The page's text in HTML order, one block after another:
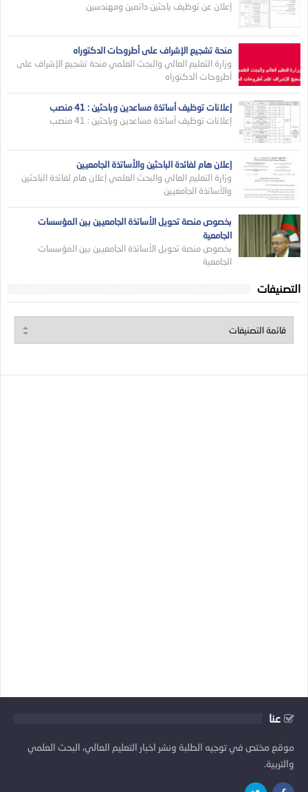
إعلان عن توظيف باحثين دائمين ومهندسين
منحة تشجيع الإشراف على أطروحات الدكتوراه
وزارة التعليم العالي والبجث العلمي منحة تشجيع الإشراف على
أطروحات الدكتوراه
إعلانات توظيف أساتذة مساعدين وباحثين : 41 منصب
إعلانات توظيف أساتذة مساعدين وباحثين : 41 منصب
إعلان هام لفائدة الباحثين والأساتذة الجامعيين
وزارة التعليم العالي والبحث العلمي إعلان هام لفائدة الباحثين
والأساتذة الجامعيين
بخصوص منصة تحويل الأساتذة الجامعيين بين المؤسسات
الجامعية
بخصوص منصة تحويل الأساتذة الجامعيين بين المؤسسات
الجامعية
التصنيفات
عنا
موقع مختص في توجيه الطلبة ونشر اخبار التعليم العالي، البحث العلمي
والتربية.